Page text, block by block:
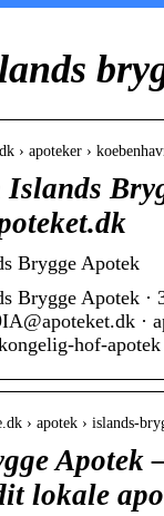
› apoteker ›
Islands
Brygge Apotek
Brygge Apotek ·
·
hof-
› apotek › islands-
Apotek
lokale